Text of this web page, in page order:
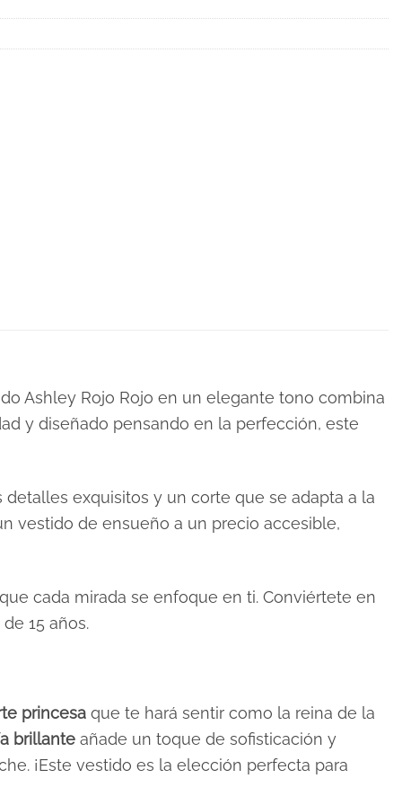
Ashley Rojo Rojo en un elegante tono combina
y diseñado pensando en la perfección, este
exquisitos y un corte que se adapta a la
vestido de ensueño a un precio accesible,
cada mirada se enfoque en ti. Conviértete en
15 años.
princesa que te hará sentir como la reina de la
brillante añade un toque de sofisticación y
¡Este vestido es la elección perfecta para